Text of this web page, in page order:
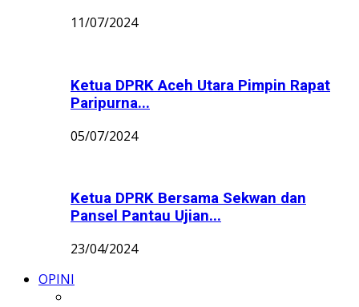
11/07/2024
Ketua DPRK Aceh Utara Pimpin Rapat
Paripurna...
05/07/2024
Ketua DPRK Bersama Sekwan dan
Pansel Pantau Ujian...
23/04/2024
OPINI